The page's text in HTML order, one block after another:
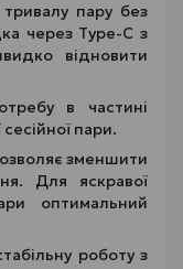
пару без
через Type-C з
відновити
в частині
пари.
зменшити
Для яскравої
оптимальний
роботу з